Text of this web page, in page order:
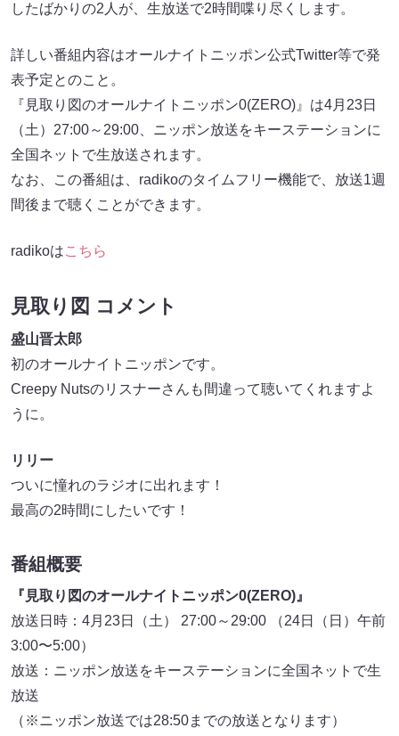
したばかりの2人が、生放送で2時間喋り尽くします。
詳しい番組内容はオールナイトニッポン公式Twitter等で発
表予定とのこと。
『見取り図のオールナイトニッポン0(ZERO)』は4月23日
（土）27:00～29:00、ニッポン放送をキーステーションに
全国ネットで生放送されます。
なお、この番組は、radikoのタイムフリー機能で、放送1週
間後まで聴くことができます。
radikoはこちら
見取り図 コメント
盛山晋太郎
初のオールナイトニッポンです。
Creepy Nutsのリスナーさんも間違って聴いてくれますよ
うに。
リリー
ついに憧れのラジオに出れます！
最高の2時間にしたいです！
番組概要
『見取り図のオールナイトニッポン0(ZERO)』
放送日時：4月23日（土） 27:00～29:00 （24日（日）午前
3:00〜5:00）
放送：ニッポン放送をキーステーションに全国ネットで生
放送
（※ニッポン放送では28:50までの放送となります）